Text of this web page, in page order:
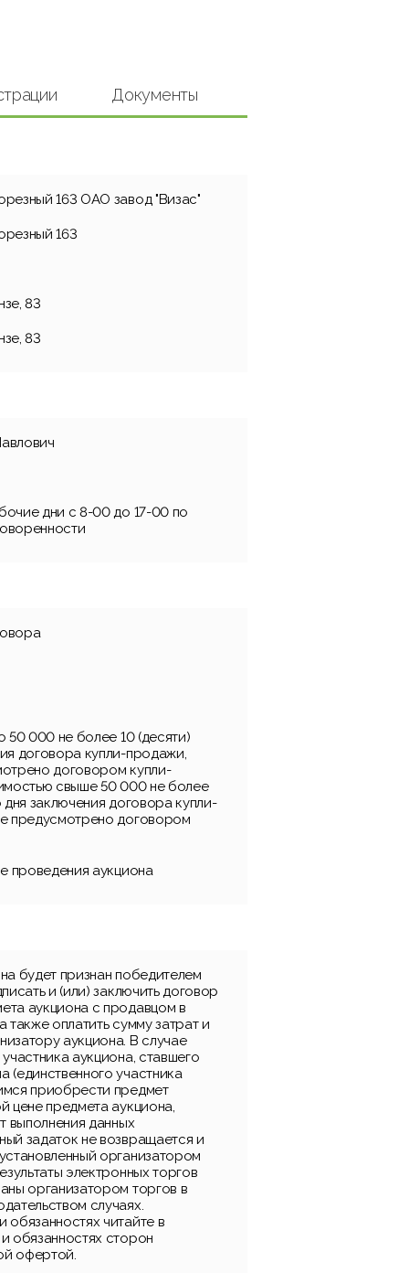
Документы
163 ОАО завод "Визас"
163
83
83
дни с 8-00 до 17-00 по
50 000 не более 10 (десяти)
договора купли-продажи,
договором купли-
свыше 50 000 не более
заключения договора купли-
предусмотрено договором
проведения аукциона
будет признан победителем
и (или) заключить договор
аукциона с продавцом в
также оплатить сумму затрат и
аукциона. В случае
аукциона, ставшего
(единственного участника
приобрести предмет
цене предмета аукциона,
выполнения данных
задаток не возвращается и
организатором
электронных торгов
организатором торгов в
случаях.
читайте в
обязанностях сторон
офертой.